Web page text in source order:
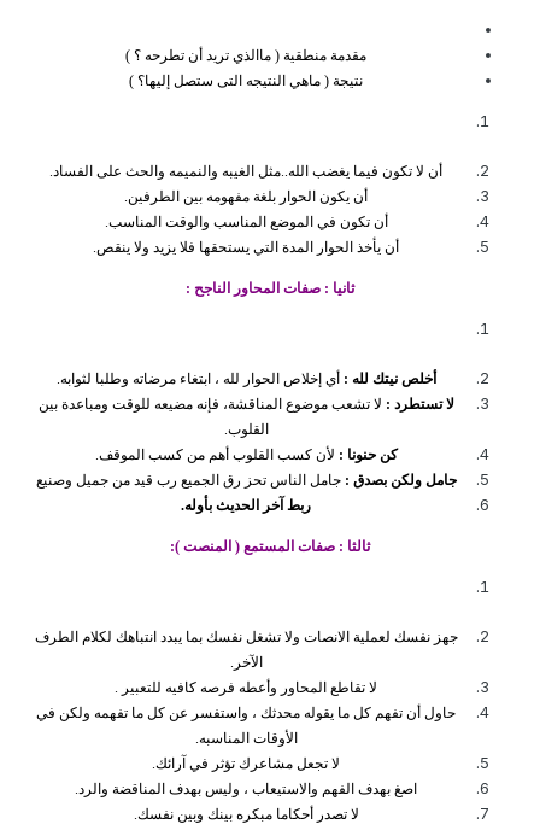
مقدمة منطقية ( ماالذي تريد أن تطرحه ؟ )
نتيجة ( ماهي النتيجه التى ستصل إليها؟ )
أن لا تكون فيما يغضب الله..مثل الغيبه والنميمه والحث على الفساد.
أن يكون الحوار بلغة مفهومه بين الطرفين.
أن تكون في الموضع المناسب والوقت المناسب.
أن يأخذ الحوار المدة التي يستحقها فلا يزيد ولا ينقص.
ثانيا : صفات المحاور الناجح :
أخلص نيتك لله : أي إخلاص الحوار لله ، ابتغاء مرضاته وطلبا لثوابه.
لا تستطرد : لا تشعب موضوع المناقشة، فإنه مضيعه للوقت ومباعدة بين
القلوب.
كن حنونا : لأن كسب القلوب أهم من كسب الموقف.
جامل ولكن بصدق : جامل الناس تحز رق الجميع رب قيد من جميل وصنيع
ربط آخر الحديث بأوله.
ثالثا : صفات المستمع ( المنصت ):
جهز نفسك لعملية الانصات ولا تشغل نفسك بما يبدد انتباهك لكلام الطرف
الآخر.
لا تقاطع المحاور وأعطه فرصه كافيه للتعبير .
حاول أن تفهم كل ما يقوله محدثك ، واستفسر عن كل ما تفهمه ولكن في
الأوقات المناسبه.
لا تجعل مشاعرك تؤثر في آرائك.
اصغ بهدف الفهم والاستيعاب ، وليس بهدف المناقضة والرد.
لا تصدر أحكاما مبكره بينك وبين نفسك.